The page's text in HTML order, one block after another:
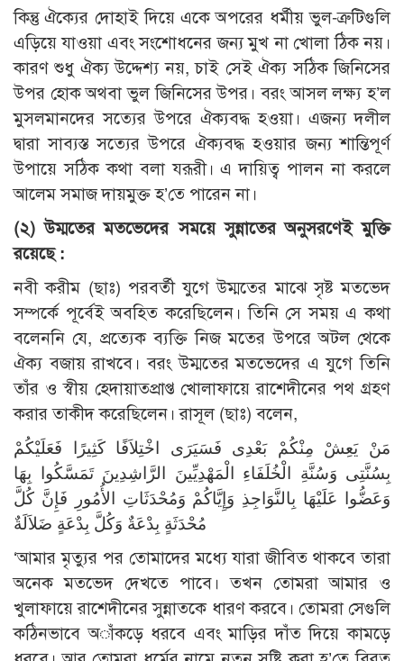
কিন্তু ঐক্যের দোহাই দিয়ে একে অপরের ধর্মীয় ভুল-ত্রুটিগুলি
এড়িয়ে যাওয়া এবং সংশোধনের জন্য মুখ না খোলা ঠিক নয়।
কারণ শুধু ঐক্য উদ্দেশ্য নয়, চাই সেই ঐক্য সঠিক জিনিসের
উপর হোক অথবা ভুল জিনিসের উপর। বরং আসল লক্ষ্য হ’ল
মুসলমানদের সত্যের উপরে ঐক্যবদ্ধ হওয়া। এজন্য দলীল
দ্বারা সাব্যস্ত সত্যের উপরে ঐক্যবদ্ধ হওয়ার জন্য শান্তিপূর্ণ
উপায়ে সঠিক কথা বলা যরূরী। এ দায়িত্ব পালন না করলে
আলেম সমাজ দায়মুক্ত হ’তে পারেন না।
(২) উম্মতের মতভেদের সময়ে সুন্নাতের অনুসরণেই মুক্তি
রয়েছে :
নবী করীম (ছাঃ) পরবর্তী যুগে উম্মতের মাঝে সৃষ্ট মতভেদ
সম্পর্কে পূর্বেই অবহিত করেছিলেন। তিনি সে সময় এ কথা
বলেননি যে, প্রত্যেক ব্যক্তি নিজ মতের উপরে অটল থেকে
ঐক্য বজায় রাখবে। বরং উম্মতের মতভেদের এ যুগে তিনি
তাঁর ও স্বীয় হেদায়াতপ্রাপ্ত খোলাফায়ে রাশেদীনের পথ গ্রহণ
করার তাকীদ করেছিলেন। রাসূল (ছাঃ) বলেন,
مَنْ يَعِشْ مِنْكُمْ بَعْدِى فَسَيَرَى اخْتِلاَفًا كَثِيرًا فَعَلَيْكُمْ
بِسُنَّتِى وَسُنَّةِ الْخُلَفَاءِ الْمَهْدِيِّينَ الرَّاشِدِينَ تَمَسَّكُوا بِهَا
وَعَضُّوا عَلَيْهَا بِالنَّوَاجِذِ وَإِيَّاكُمْ وَمُحْدَثَاتِ الأُمُورِ فَإِنَّ كُلَّ
مُحْدَثَةٍ بِدْعَةٌ وَكُلَّ بِدْعَةٍ ضَلاَلَةٌ
‘আমার মৃত্যুর পর তোমাদের মধ্যে যারা জীবিত থাকবে তারা
অনেক মতভেদ দেখতে পাবে। তখন তোমরা আমার ও
খুলাফায়ে রাশেদীনের সুন্নাতকে ধারণ করবে। তোমরা সেগুলি
কঠিনভাবে অাঁকড়ে ধরবে এবং মাড়ির দাঁত দিয়ে কামড়ে